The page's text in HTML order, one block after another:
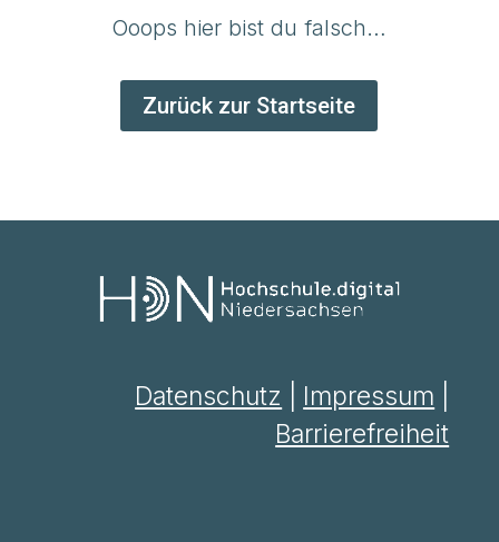
Ooops hier bist du falsch…
Zurück zur Startseite
Datenschutz Impressum
Barrierefreiheit